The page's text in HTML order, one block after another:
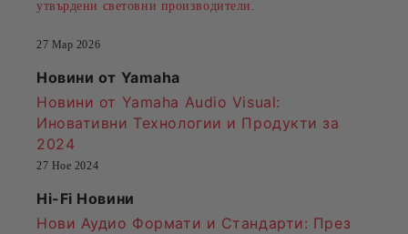
утвърдени световни производители.
27 Мар 2026
Новини от Yamaha
Новини от Yamaha Audio Visual:
Иновативни Технологии и Продукти за
2024
27 Ное 2024
Hi-Fi Новини
Нови Аудио Формати и Стандарти: През